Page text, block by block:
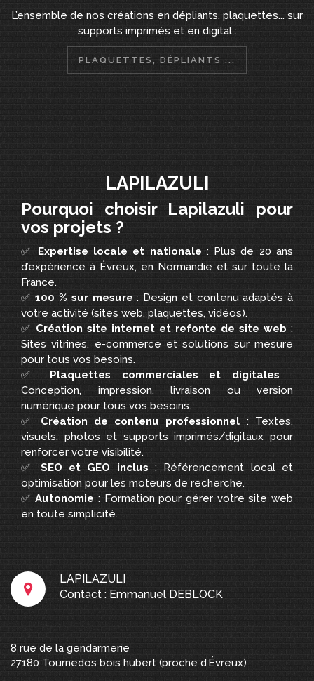
L’ensemble de nos créations en dépliants, plaquettes... sur
supports imprimés et en digital :
PLAQUETTES, DÉPLIANTS ...
LAPILAZULI
Pourquoi choisir Lapilazuli pour
vos projets ?
✅ Expertise locale et nationale : Plus de 20 ans
d’expérience à Évreux, en Normandie et sur toute la
France.
✅100 % sur mesure : Design et contenu adaptés à
votre activité (sites web, plaquettes, vidéos).
✅ Création site internet et refonte de site web :
Sites vitrines, e-commerce et solutions sur mesure
pour tous vos besoins.
✅ Plaquettes commerciales et digitales :
Conception, impression, livraison ou version
numérique pour tous vos besoins.
✅ Création de contenu professionnel : Textes,
visuels, photos et supports imprimés/digitaux pour
renforcer votre visibilité.
✅ SEO et GEO inclus : Référencement local et
optimisation pour les moteurs de recherche.
✅Autonomie : Formation pour gérer votre site web
en toute simplicité.
LAPILAZULI
Contact : Emmanuel DEBLOCK
8 rue de la gendarmerie
27180 Tournedos bois hubert (proche d’Évreux)